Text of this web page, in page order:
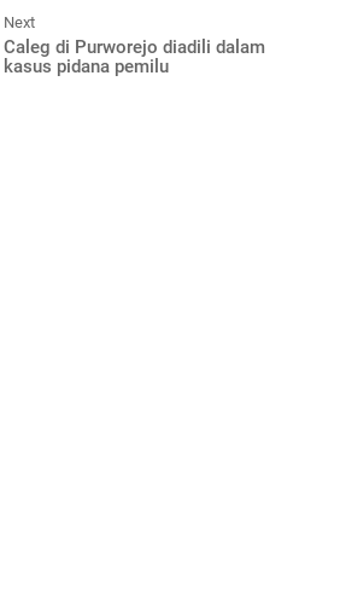
Next
Caleg di Purworejo diadili dalam
kasus pidana pemilu